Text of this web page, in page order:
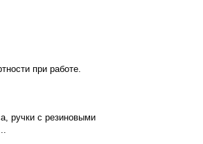
при работе.
ручки с резиновыми